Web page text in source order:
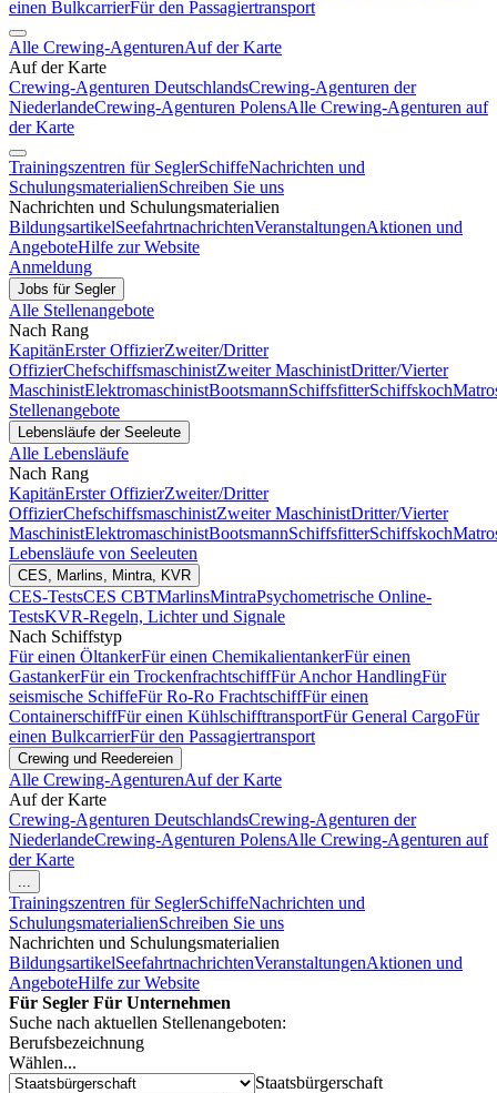
einen BulkcarrierFür den Passagiertransport
Alle Crewing-AgenturenAuf der Karte
Auf der Karte
Crewing-Agenturen DeutschlandsCrewing-Agenturen der
NiederlandeCrewing-Agenturen PolensAlle Crewing-Agenturen auf
der Karte
Trainingszentren für SeglerSchiffeNachrichten und
SchulungsmaterialienSchreiben Sie uns
Nachrichten und Schulungsmaterialien
BildungsartikelSeefahrtnachrichtenVeranstaltungenAktionen und
AngeboteHilfe zur Website
Anmeldung
Jobs für Segler
Alle Stellenangebote
Nach Rang
KapitänErster OffizierZweiter/Dritter
OffizierChefschiffsmaschinistZweiter MaschinistDritter/Vierter
MaschinistElektromaschinistBootsmannSchiffsfitterSchiffskoch
Stellenangebote
Lebensläufe der Seeleute
Alle Lebensläufe
Nach Rang
KapitänErster OffizierZweiter/Dritter
OffizierChefschiffsmaschinistZweiter MaschinistDritter/Vierter
MaschinistElektromaschinistBootsmannSchiffsfitterSchiffskoch
Lebensläufe von Seeleuten
CES, Marlins, Mintra, KVR
CES-TestsCES CBTMarlinsMintraPsychometrische Online-
TestsKVR-Regeln, Lichter und Signale
Nach Schiffstyp
Für einen ÖltankerFür einen ChemikalientankerFür einen
GastankerFür ein TrockenfrachtschiffFür Anchor HandlingFür
seismische SchiffeFür Ro-Ro FrachtschiffFür einen
ContainerschiffFür einen KühlschifftransportFür General CargoFür
einen BulkcarrierFür den Passagiertransport
Crewing und Reedereien
Alle Crewing-AgenturenAuf der Karte
Auf der Karte
Crewing-Agenturen DeutschlandsCrewing-Agenturen der
NiederlandeCrewing-Agenturen PolensAlle Crewing-Agenturen auf
der Karte
...
Trainingszentren für SeglerSchiffeNachrichten und
SchulungsmaterialienSchreiben Sie uns
Nachrichten und Schulungsmaterialien
BildungsartikelSeefahrtnachrichtenVeranstaltungenAktionen und
AngeboteHilfe zur Website
Für Segler Für Unternehmen
Suche nach aktuellen Stellenangeboten:
Berufsbezeichnung
Wählen...
Staatsbürgerschaft